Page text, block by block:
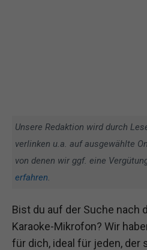
Unsere Redaktion wird durch
verlinken u.a. auf ausgewählte
von denen wir ggf. eine
erfahren.
Bist du auf der Suche nach
Karaoke-Mikrofon? Wir
für dich, ideal für jeden, der